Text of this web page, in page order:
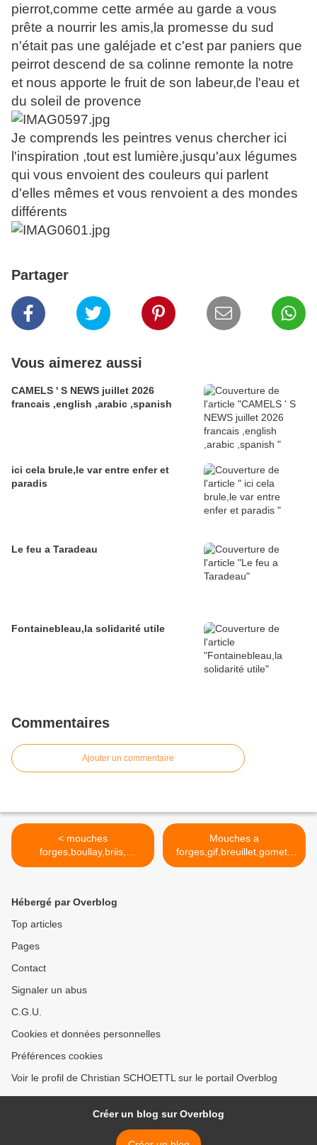
pierrot,comme cette armée au garde a vous
prête a nourrir les amis,la promesse du sud
n'était pas une galéjade et c'est par paniers que
peirrot descend de sa colinne remonte la notre
et nous apporte le fruit de son labeur,de l'eau et
du soleil de provence
Je comprends les peintres venus chercher ici
l'inspiration ,tout est lumière,jusqu'aux légumes
qui vous envoient des couleurs qui parlent
d'elles mêmes et vous renvoient a des mondes
différents
Partager
Vous aimerez aussi
CAMELS ' S NEWS juillet 2026
francais ,english ,arabic ,spanish
ici cela brule,le var entre enfer et
paradis
Le feu a Taradeau
Fontainebleau,la solidarité utile
Commentaires
Ajouter un commentaire
< mouches
forges,boullay,briis,
vaugrigneuse,gif,gometz
Mouches a
forges,gif,breuillet,gometz
etc....suite >
Hébergé par Overblog
Top articles
Pages
Contact
Signaler un abus
C.G.U.
Cookies et données personnelles
Préférences cookies
Voir le profil de Christian SCHOETTL sur le portail Overblog
Créer un blog sur Overblog